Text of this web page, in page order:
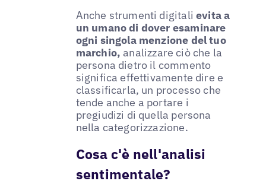
Anche strumenti digitalievita a
un umano di dover esaminare
ogni singola menzione del tuo
marchio, analizzare ciò che la
persona dietro il commento
significa effettivamente dire e
classificarla, un processo che
tende anche a portare i
pregiudizi di quella persona
nella categorizzazione.
Cosa c'è nell'analisi
sentimentale?